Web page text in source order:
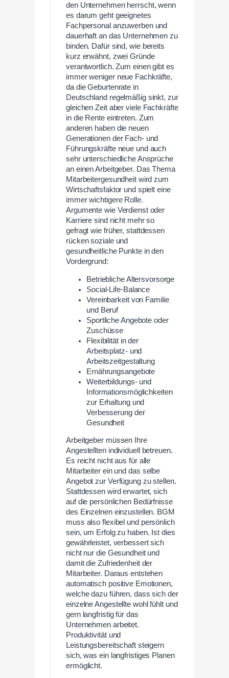
den Unternehmen herrscht, wenn
es darum geht geeignetes
Fachpersonal anzuwerben und
dauerhaft an das Unternehmen zu
binden. Dafür sind, wie bereits
kurz erwähnt, zwei Gründe
verantwortlich. Zum einen gibt es
immer weniger neue Fachkräfte,
da die Geburtenrate in
Deutschland regelmäßig sinkt, zur
gleichen Zeit aber viele Fachkräfte
in die Rente eintreten. Zum
anderen haben die neuen
Generationen der Fach- und
Führungskräfte neue und auch
sehr unterschiedliche Ansprüche
an einen Arbeitgeber. Das Thema
Mitarbeitergesundheit wird zum
Wirtschaftsfaktor und spielt eine
immer wichtigere Rolle.
Argumente wie Verdienst oder
Karriere sind nicht mehr so
gefragt wie früher, stattdessen
rücken soziale und
gesundheitliche Punkte in den
Vordergrund:
Betriebliche Altersvorsorge
Social-Life-Balance
Vereinbarkeit von Familie
und Beruf
Sportliche Angebote oder
Zuschüsse
Flexibilität in der
Arbeitsplatz- und
Arbeitszeitgestaltung
Ernährungsangebote
Weiterbildungs- und
Informationsmöglichkeiten
zur Erhaltung und
Verbesserung der
Gesundheit
Arbeitgeber müssen Ihre
Angestellten individuell betreuen.
Es reicht nicht aus für alle
Mitarbeiter ein und das selbe
Angebot zur Verfügung zu stellen.
Stattdessen wird erwartet, sich
auf die persönlichen Bedürfnisse
des Einzelnen einzustellen. BGM
muss also flexibel und persönlich
sein, um Erfolg zu haben. Ist dies
gewährleistet, verbessert sich
nicht nur die Gesundheit und
damit die Zufriedenheit der
Mitarbeiter. Daraus entstehen
automatisch positive Emotionen,
welche dazu führen, dass sich der
einzelne Angestellte wohl fühlt und
gern langfristig für das
Unternehmen arbeitet.
Produktivität und
Leistungsbereitschaft steigern
sich, was ein langfristiges Planen
ermöglicht.